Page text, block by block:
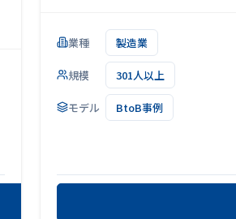
業種 製造業
規模 301人以上
モデル BtoB事例